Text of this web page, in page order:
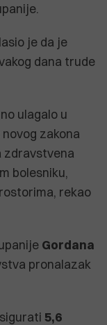
je da je
dana trude
ulagalo u
zakona
zdravstvena
bolesniku,
rekao
Gordana
pronalazak
5,6